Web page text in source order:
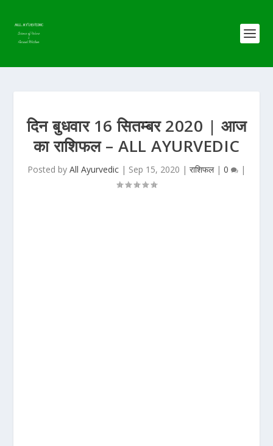
दिन बुधवार 16 सितम्बर 2020 | आज
का राशिफल – ALL AYURVEDIC
Posted by All Ayurvedic | Sep 15, 2020 | राशिफल| 0 |